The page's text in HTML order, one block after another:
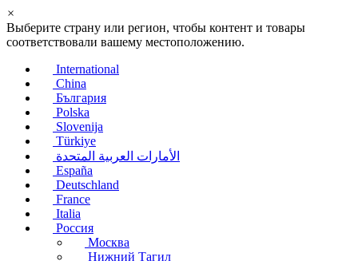
×
Выберите страну или регион, чтобы контент и товары
соответствовали вашему местоположению.
International
China
България
Polska
Slovenija
Türkiye
الأمارات العربية المتحدة
España
Deutschland
France
Italia
Россия
Москва
Нижний Тагил